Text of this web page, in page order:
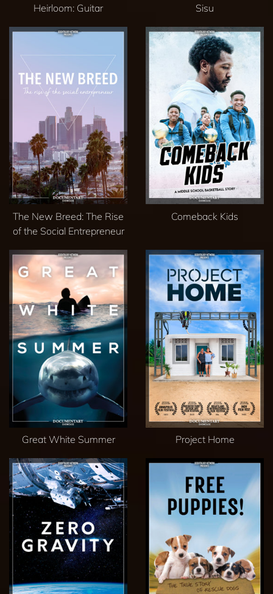
Heirloom: Guitar Sisu
The New Breed: The Rise
of the Social Entrepreneur
Comeback Kids
Great White Summer Project Home